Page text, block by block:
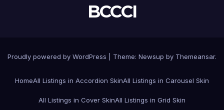
BCCCI
Proudly powered by WordPress Theme: Newsup by Themeansar.
HomeAll Listings in Accordion SkinAll Listings in Carousel Skin
All Listings in Cover SkinAll Listings in Grid Skin